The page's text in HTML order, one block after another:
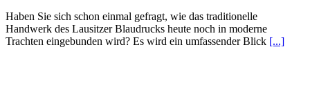
Haben Sie sich schon einmal gefragt, wie das traditionelle
Handwerk des Lausitzer Blaudrucks heute noch in moderne
Trachten eingebunden wird? Es wird ein umfassender Blick [...]